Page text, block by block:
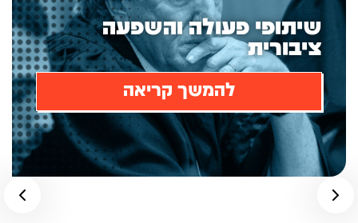
שיתופי פעולה והשפעה
ציבורית
להמשך קריאה